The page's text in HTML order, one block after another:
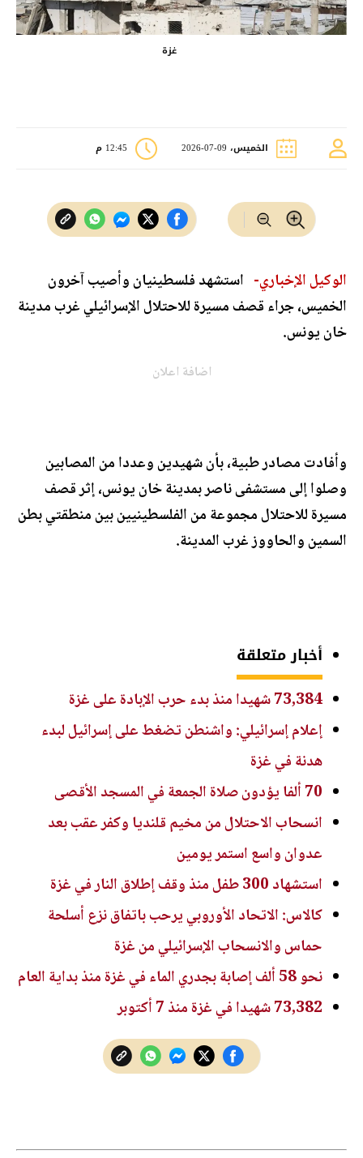
غزة
الخميس، 09-07-2026 12:45 م
الوكيل الإخباري- استشهد فلسطينيان وأصيب آخرون
الخميس، جراء قصف مسيرة للاحتلال الإسرائيلي غرب مدينة
خان يونس.
اضافة اعلان
وأفادت مصادر طبية، بأن شهيدين وعددا من المصابين
وصلوا إلى مستشفى ناصر بمدينة خان يونس، إثر قصف
مسيرة للاحتلال مجموعة من الفلسطينيين بين منطقتي بطن
السمين والحاووز غرب المدينة.
أخبار متعلقة
73,384 شهيدا منذ بدء حرب الإبادة على غزة
إعلام إسرائيلي: واشنطن تضغط على إسرائيل لبدء
هدنة في غزة
70 ألفا يؤدون صلاة الجمعة في المسجد الأقصى
انسحاب الاحتلال من مخيم قلنديا وكفر عقب بعد
عدوان واسع استمر يومين
استشهاد 300 طفل منذ وقف إطلاق النار في غزة
كالاس: الاتحاد الأوروبي يرحب باتفاق نزع أسلحة
حماس والانسحاب الإسرائيلي من غزة
نحو 58 ألف إصابة بجدري الماء في غزة منذ بداية العام
73,382 شهيدا في غزة منذ 7 أكتوبر